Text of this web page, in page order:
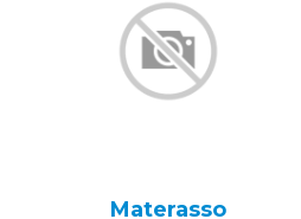
Materasso